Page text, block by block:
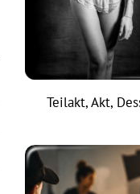
Teilakt, Akt,